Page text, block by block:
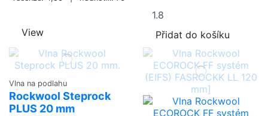
View Přidat do košíku
Vlna na podlahu
Rockwool Steprock
PLUS 20 mm